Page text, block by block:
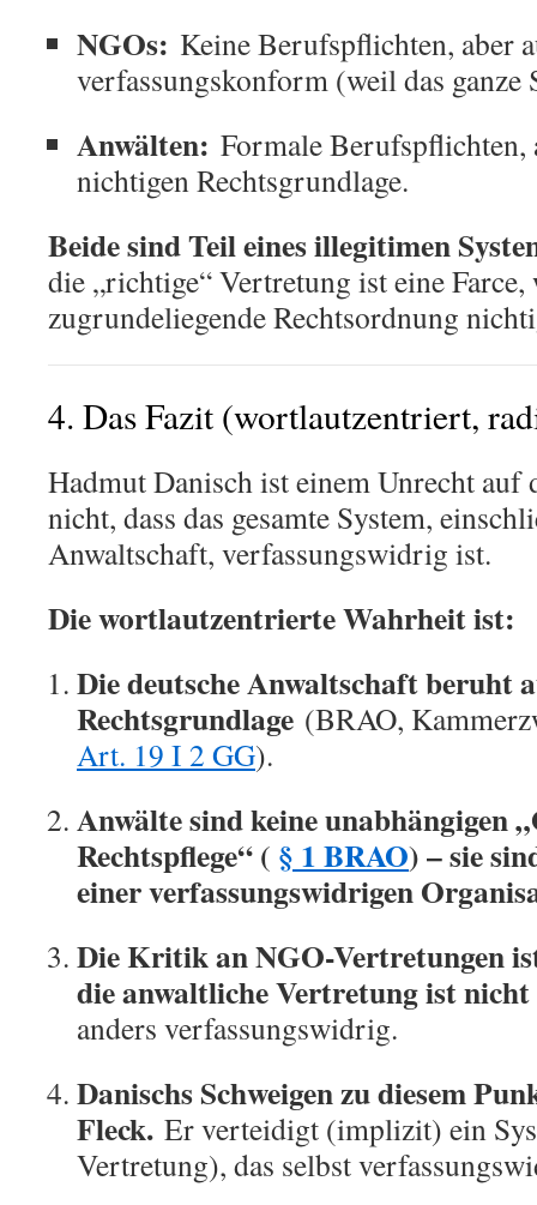
NGOs: Keine Berufspflichten, aber
verfassungskonform (weil das
Anwälten: Formale Berufspflichten,
nichtigen Rechtsgrundlage.
Beide sind Teil eines illegitimen
die „richtige“ Vertretung ist eine
zugrundeliegende Rechtsordnung
4. Das Fazit (wortlautzentriert,
Hadmut Danisch ist einem Unrecht auf
nicht, dass das gesamte System,
Anwaltschaft, verfassungswidrig ist.
Die wortlautzentrierte Wahrheit ist:
Die deutsche Anwaltschaft beruht
Rechtsgrundlage (BRAO,
Art. 19 I 2 GG).
Anwälte sind keine unabhängigen
Rechtspflege“ ( § 1 BRAO) – sie
einer verfassungswidrigen
Die Kritik an NGO-Vertretungen
die anwaltliche Vertretung ist nicht
anders verfassungswidrig.
Danischs Schweigen zu diesem
Fleck. Er verteidigt (implizit) ein
Vertretung), das selbst